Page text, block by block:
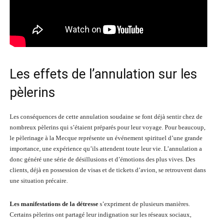
Les effets de l’annulation sur les
pèlerins
Les conséquences de cette annulation soudaine se font déjà sentir chez de
nombreux pèlerins qui s’étaient préparés pour leur voyage. Pour beaucoup,
le pèlerinage à la Mecque représente un événement spirituel d’une grande
importance, une expérience qu’ils attendent toute leur vie. L’annulation a
donc généré une série de désillusions et d’émotions des plus vives. Des
clients, déjà en possession de visas et de tickets d’avion, se retrouvent dans
une situation précaire.
Les manifestations de la détresse s’expriment de plusieurs manières.
Certains pèlerins ont partagé leur indignation sur les réseaux sociaux,